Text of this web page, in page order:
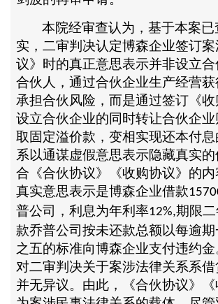
本院经审查认为，基于本案
实，二审判决认定博森企业签订
议》时的真正意思表示并非设立
合伙人，通过合伙企业生产经营获
承担合伙风险，而是通过签订《
设立合伙企业的同时转让合伙企
取固定溢价款，变相实现还本付息
系以通谋虚假意思表示隐藏真实
合《合伙协议》《收购协议》的
真实意思表示是博森企业借款
普公司，利息为年利率12%,期限
款乔普公司按未还款总额以每逾
之五的标准向博森企业支付违约金
对二审判决关于案涉法律关系系
并无异议。由此，《合伙协议》